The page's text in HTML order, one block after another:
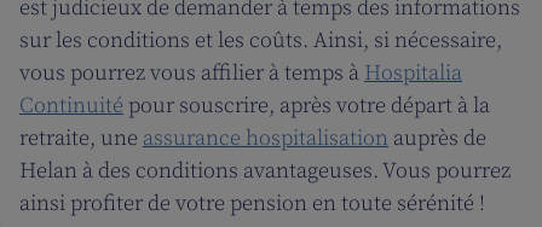
est judicieux de demander à temps des informations
sur les conditions et les coûts. Ainsi, si nécessaire,
vous pourrez vous affilier à temps à Hospitalia
Continuité pour souscrire, après votre départ à la
retraite, une assurance hospitalisation auprès de
Helan à des conditions avantageuses. Vous pourrez
ainsi profiter de votre pension en toute sérénité !